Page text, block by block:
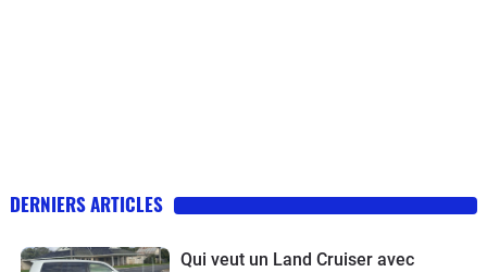
DERNIERS ARTICLES
Qui veut un Land Cruiser avec